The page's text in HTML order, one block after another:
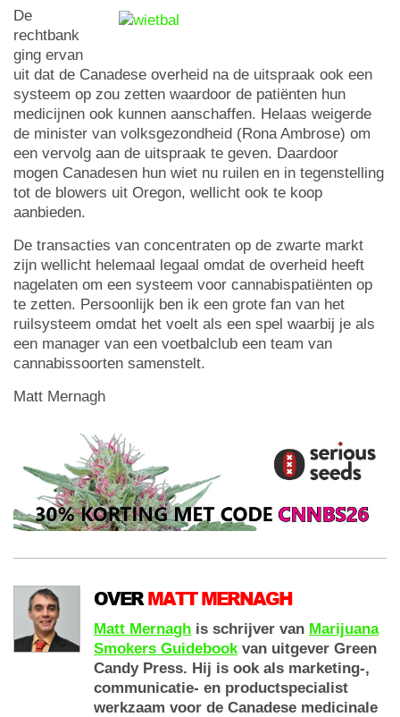
De
rechtbank
ging ervan
uit dat de Canadese overheid na de uitspraak ook een
systeem op zou zetten waardoor de patiënten hun
medicijnen ook kunnen aanschaffen. Helaas weigerde
de minister van volksgezondheid (Rona Ambrose) om
een vervolg aan de uitspraak te geven. Daardoor
mogen Canadesen hun wiet nu ruilen en in tegenstelling
tot de blowers uit Oregon, wellicht ook te koop
aanbieden.
De transacties van concentraten op de zwarte markt
zijn wellicht helemaal legaal omdat de overheid heeft
nagelaten om een systeem voor cannabispatiënten op
te zetten. Persoonlijk ben ik een grote fan van het
ruilsysteem omdat het voelt als een spel waarbij je als
een manager van een voetbalclub een team van
cannabissoorten samenstelt.
Matt Mernagh
OVERMATT MERNAGH
Matt Mernagh is schrijver van Marijuana
Smokers Guidebookvan uitgever Green
Candy Press. Hij is ook als marketing-,
communicatie- en productspecialist
werkzaam voor de Canadese medicinale